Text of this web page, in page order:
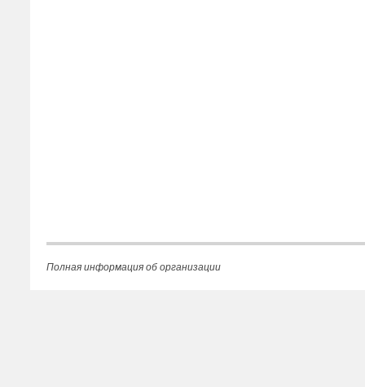
Полная информация об организации